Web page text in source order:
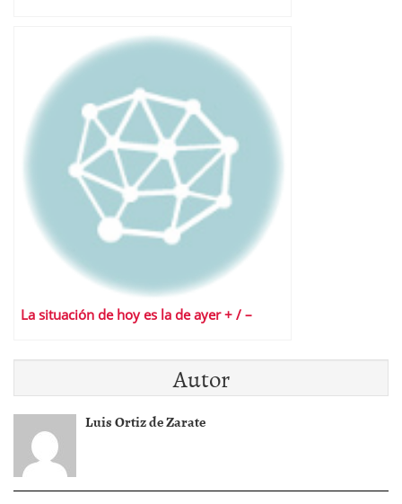
La situación de hoy es la de ayer + / –
Autor
Luis Ortiz de Zarate